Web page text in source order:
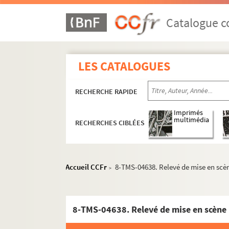
Catalogue
LES CATALOGUES
RECHERCHE RAPIDE
RECHERCHES CIBLÉES
Imprimés
multimédia
Accueil CCFr > 8-TMS-04638. Relevé de mise en
8-TMS-04638. Relevé de mise en scène
Alphonse Daudet, Adolphe Belot. Sapho :
Adrien Decourcelle, Adolphe Jaime. Sarah la
Georges Berr, Marcel Guillemaud. Le satyre :
Ernest Grenet-Dancourt. La sauterelle :
Emile Durafour. Sauve qui peut : folie-
Marcel Achard. Savez-vous planter les
Henry Bataille. Le scandale : pièce en 4
Fernand Crommelynck. Le sculpteur de
Henry Bernstein. Le secret : pièce en 3 actes.
Arthur Bernède. Le secret de la confession